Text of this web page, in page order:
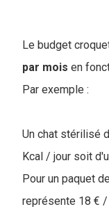
Le budget
par mois en
Par exemple :
Un chat stérilisé
Kcal / jour soit
Pour un paquet
représente 18 €